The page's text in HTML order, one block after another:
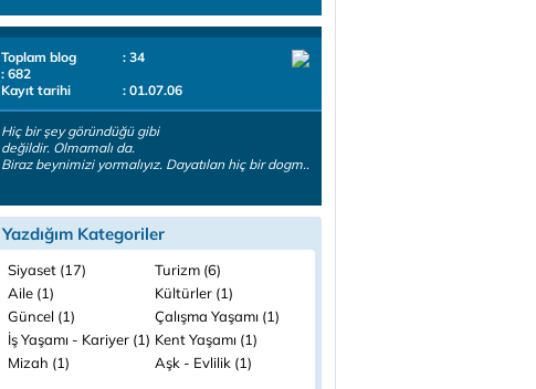
Toplam blog
: 34
: 682
Kayıt tarihi
: 01.07.06
Hiç bir şey göründüğü gibi
değildir. Olmamalı da.
Biraz beynimizi yormalıyız. Dayatılan hiç bir dogm..
Yazdığım Kategoriler
Siyaset (17)
Turizm (6)
Aile (1)
Kültürler (1)
Güncel (1)
Çalışma Yaşamı (1)
İş Yaşamı - Kariyer (1) Kent Yaşamı (1)
Mizah (1)
Aşk - Evlilik (1)